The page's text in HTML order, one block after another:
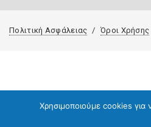
Πολιτική Ασφάλειας Όροι Χρήσης
Χρησιμοποιούμε cookies για